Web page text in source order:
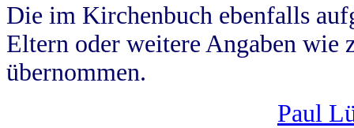
Die im Kirchenbuch ebenfalls
Eltern oder weitere Angaben wie
übernommen.
Paul